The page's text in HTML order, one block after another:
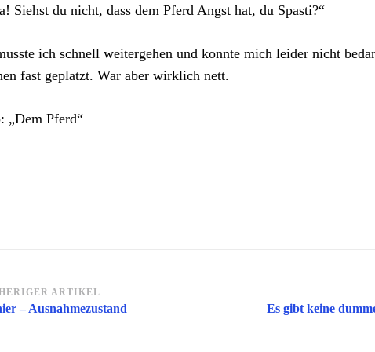
Siehst du nicht, dass dem Pferd Angst hat, du Spasti?“
ich schnell weitergehen und konnte mich leider nicht
fast geplatzt. War aber wirklich nett.
„Dem Pferd“
ARTIKEL
– Ausnahmezustand
Es gibt keine